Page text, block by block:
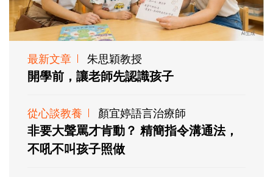
最新文章 朱思穎教授
開學前，讓老師先認識孩子
從心談教養 顏宜婷語言治療師
非要大聲罵才肯動？ 精簡指令溝通法，
不吼不叫孩子照做